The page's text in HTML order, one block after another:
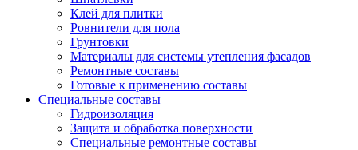
Клей для плитки
Ровнители для пола
Грунтовки
Материалы для системы утепления фасадов
Ремонтные составы
Готовые к применению составы
Специальные составы
Гидроизоляция
Защита и обработка поверхности
Специальные ремонтные составы